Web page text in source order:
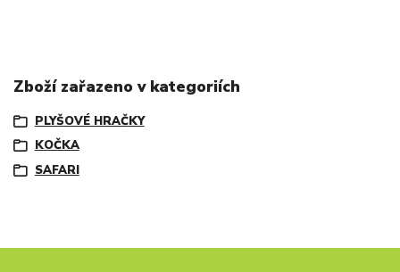
Zboží zařazeno v kategoriích
PLYŠOVÉ HRAČKY
KOČKA
SAFARI